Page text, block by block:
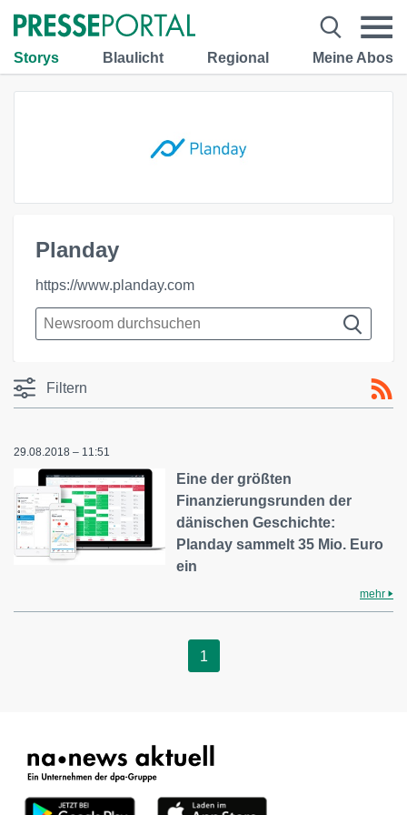
Storys Blaulicht Regional Meine Abos
Planday
https://www.planday.com
Filtern
29.08.2018 – 11:51
Eine der größten
Finanzierungsrunden der
dänischen Geschichte:
Planday sammelt 35 Mio. Euro
ein
mehr
1